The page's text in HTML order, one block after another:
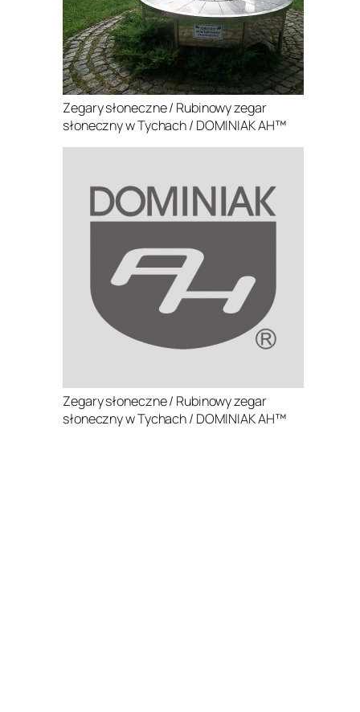
Zegary słoneczne / Rubinowy zegar
słoneczny w Tychach / DOMINIAK AH™
Zegary słoneczne / Rubinowy zegar
słoneczny w Tychach / DOMINIAK AH™